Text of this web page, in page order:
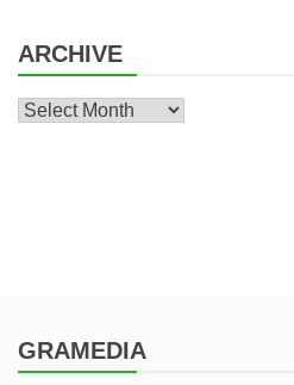
ARCHIVE
Archive
GRAMEDIA